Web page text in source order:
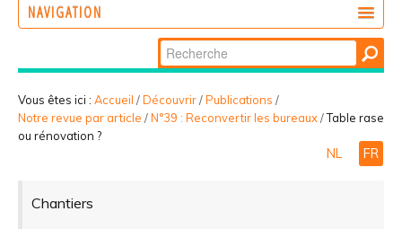
NAVIGATION
PARTICIPER
Chercher par
Recherche
avancée…
Vous êtes ici : Accueil /Découvrir/Publications /
Notre revue par article /N°39 : Reconvertir les bureaux/Table rase
ou rénovation ?
NL FR
Chantiers